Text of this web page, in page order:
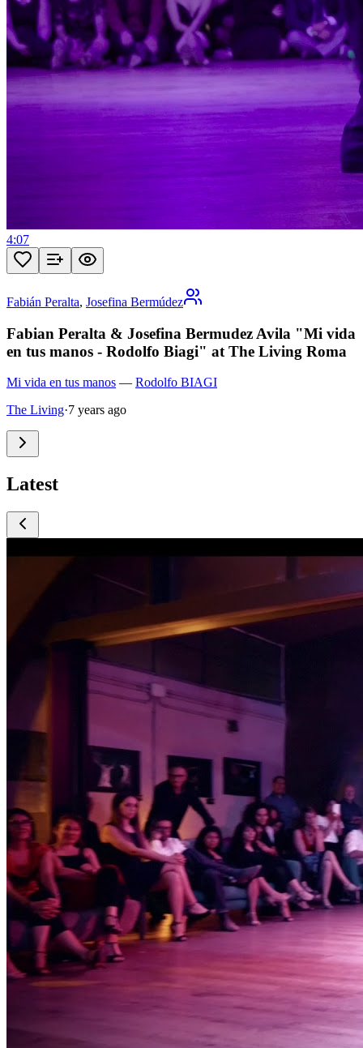
4:07
Fabián Peralta, Josefina Bermúdez
Fabian Peralta & Josefina Bermudez Avila "Mi vida
en tus manos - Rodolfo Biagi" at The Living Roma
Mi vida en tus manos — Rodolfo BIAGI
The Living·7 years ago
Latest